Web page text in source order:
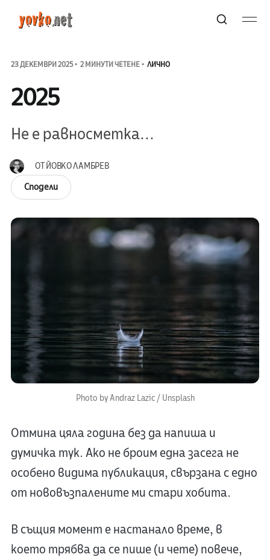
23 ДЕКЕМВРИ 2025 2 МИНУТИ ЧЕТЕНЕ ЛИЧНО
2025
Не е равносметка...
ОТЙОВКО ЛАМБРЕВ
Сподели
Photo by Andraz Lazic / Unsplash
Отмина цяла година без да напиша и
думичка тук. Ако не броим една засега не
особено видима публикация, свързана с едно
от нововъзпалените ми стари хобита.
В същия момент е настанало време, в
което трябва да се пише (и чете) повече,